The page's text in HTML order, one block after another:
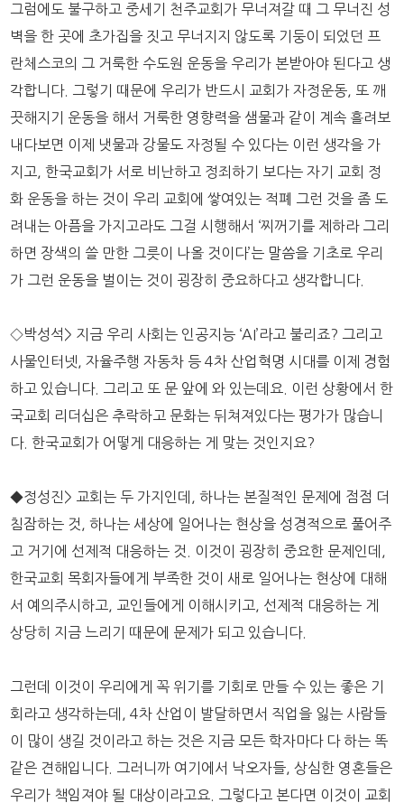
그럼에도 불구하고 중세기 천주교회가 무너져갈 때 그 무너진 성
벽을 한 곳에 초가집을 짓고 무너지지 않도록 기둥이 되었던 프
란체스코의 그 거룩한 수도원 운동을 우리가 본받아야 된다고 생
각합니다. 그렇기 때문에 우리가 반드시 교회가 자정운동, 또 깨
끗해지기 운동을 해서 거룩한 영향력을 샘물과 같이 계속 흘려보
내다보면 이제 냇물과 강물도 자정될 수 있다는 이런 생각을 가
지고, 한국교회가 서로 비난하고 정죄하기 보다는 자기 교회 정
화 운동을 하는 것이 우리 교회에 쌓여있는 적폐 그런 것을 좀 도
려내는 아픔을 가지고라도 그걸 시행해서 ‘찌꺼기를 제하라 그리
하면 장색의 쓸 만한 그릇이 나올 것이다’는 말씀을 기초로 우리
가 그런 운동을 벌이는 것이 굉장히 중요하다고 생각합니다.
◇박성석> 지금 우리 사회는 인공지능 ‘AI’라고 불리죠? 그리고
사물인터넷, 자율주행 자동차 등 4차 산업혁명 시대를 이제 경험
하고 있습니다. 그리고 또 문 앞에 와 있는데요. 이런 상황에서 한
국교회 리더십은 추락하고 문화는 뒤쳐져있다는 평가가 많습니
다. 한국교회가 어떻게 대응하는 게 맞는 것인지요?
◆정성진> 교회는 두 가지인데, 하나는 본질적인 문제에 점점 더
침잠하는 것, 하나는 세상에 일어나는 현상을 성경적으로 풀어주
고 거기에 선제적 대응하는 것. 이것이 굉장히 중요한 문제인데,
한국교회 목회자들에게 부족한 것이 새로 일어나는 현상에 대해
서 예의주시하고, 교인들에게 이해시키고, 선제적 대응하는 게
상당히 지금 느리기 때문에 문제가 되고 있습니다.
그런데 이것이 우리에게 꼭 위기를 기회로 만들 수 있는 좋은 기
회라고 생각하는데, 4차 산업이 발달하면서 직업을 잃는 사람들
이 많이 생길 것이라고 하는 것은 지금 모든 학자마다 다 하는 똑
같은 견해입니다. 그러니까 여기에서 낙오자들, 상심한 영혼들은
우리가 책임져야 될 대상이라고요. 그렇다고 본다면 이것이 교회